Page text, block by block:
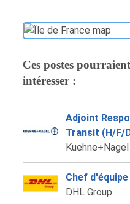
Ces postes
intéresser :
Adjoint
Transit (H/F/
Kuehne+Nagel
Chef
DHL Group